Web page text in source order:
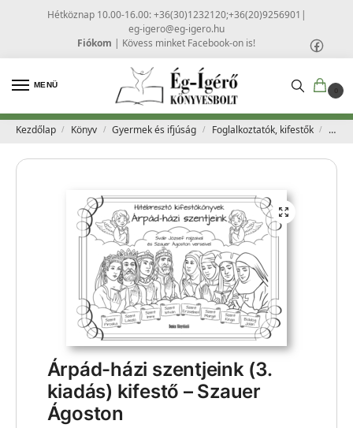
Hétköznap 10.00-16.00: +36(30)1232120;+36(20)9256901 |
eg-igero@eg-igero.hu
Fiókom | Kövess minket Facebook-on is!
MENÜ
0
Kezdőlap / Könyv / Gyermek és ifjúság / Foglalkoztatók, kifestők /
Árpád-házi szentjeink (3.
kiadás) kifestő – Szauer
Ágoston